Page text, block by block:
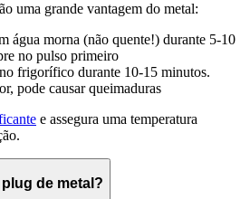
uma grande vantagem do metal:
água morna (não quente!) durante 5-10
no pulso primeiro
frigorífico durante 10-15 minutos.
pode causar queimaduras
e assegura uma temperatura
de metal?